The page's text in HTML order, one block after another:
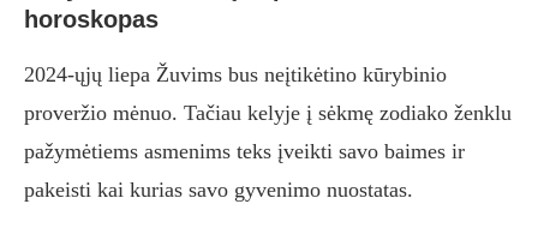
horoskopas
2024-ųjų liepa Žuvims bus neįtikėtino kūrybinio
proveržio mėnuo. Tačiau kelyje į sėkmę zodiako ženklu
pažymėtiems asmenims teks įveikti savo baimes ir
pakeisti kai kurias savo gyvenimo nuostatas.